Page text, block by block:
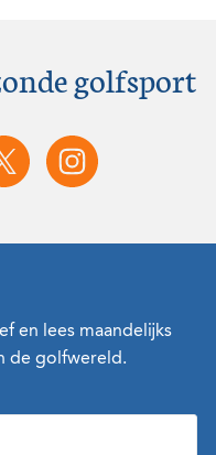
golfsport
en lees maandelijks
de golfwereld.